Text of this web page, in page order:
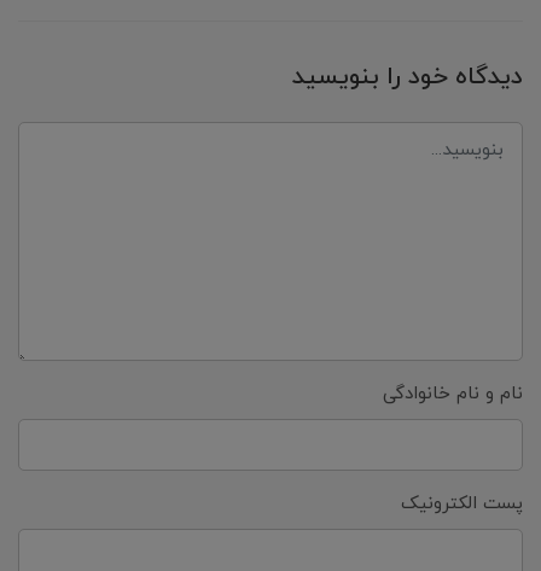
دیدگاه خود را بنویسید
نام و نام خانوادگی
پست الکترونیک